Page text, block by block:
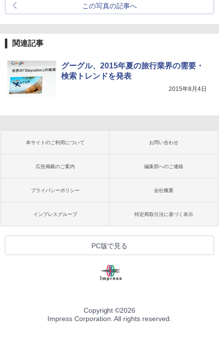
この写真の記事へ
関連記事
グーグル、2015年夏の旅行業界の需要・
検索トレンドを発表
2015年8月4日
本サイトのご利用について お問い合わせ
広告掲載のご案内 編集部へのご連絡
プライバシーポリシー 会社概要
インプレスグループ 特定商取引法に基づく表示
PC版で見る
Copyright ©2026
Impress Corporation. All rights reserved.